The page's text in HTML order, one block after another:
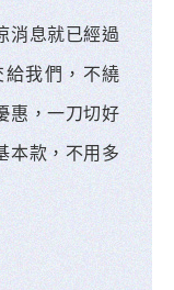
消息就已經過
我們，不繞
惠，一刀切好
本款，不用多